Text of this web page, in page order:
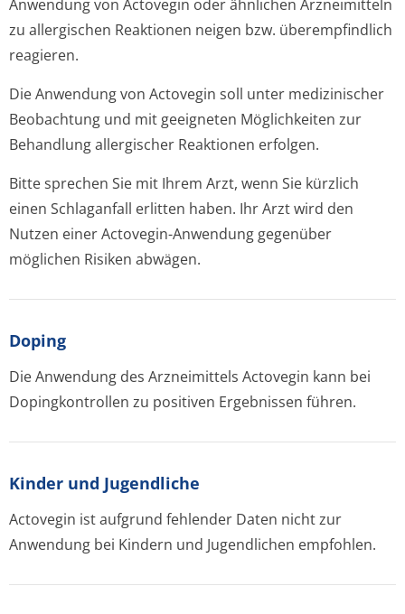
Anwendung von Actovegin oder ähnlichen Arzneimitteln
zu allergischen Reaktionen neigen bzw. überempfindlich
reagieren.
Die Anwendung von Actovegin soll unter medizinischer
Beobachtung und mit geeigneten Möglichkeiten zur
Behandlung allergischer Reaktionen erfolgen.
Bitte sprechen Sie mit Ihrem Arzt, wenn Sie kürzlich
einen Schlaganfall erlitten haben. Ihr Arzt wird den
Nutzen einer Actovegin-Anwendung gegenüber
möglichen Risiken abwägen.
Doping
Die Anwendung des Arzneimittels Actovegin kann bei
Dopingkontrollen zu positiven Ergebnissen führen.
Kinder und Jugendliche
Actovegin ist aufgrund fehlender Daten nicht zur
Anwendung bei Kindern und Jugendlichen empfohlen.